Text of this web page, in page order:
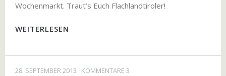
Wochenmarkt. Traut’s Euch Flachlandtiroler!
WEITERLESEN
28. SEPTEMBER 2013
KOMMENTARE 3